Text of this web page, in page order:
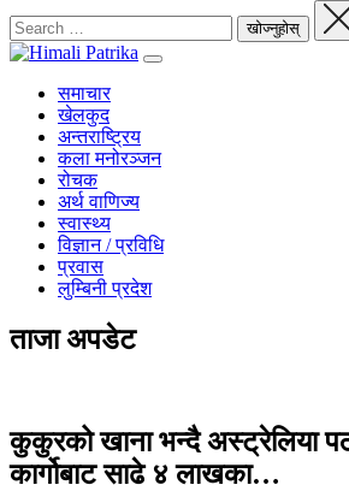
समाचार
खेलकुद
अन्तराष्ट्रिय
कला मनोरञ्जन
रोचक
अर्थ वाणिज्य
स्वास्थ्य
विज्ञान / प्रविधि
प्रवास
लुम्बिनी प्रदेश
ताजा अपडेट
कुकुरको खाना भन्दै अस्ट्रेलिया
कार्गोबाट साढे ४ लाखका…